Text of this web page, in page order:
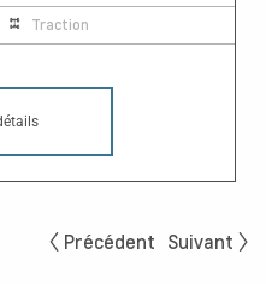
Traction
Précédent Suivant